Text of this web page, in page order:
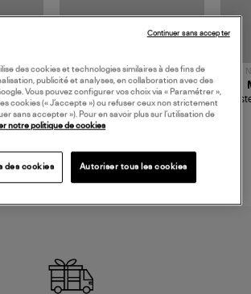
NOUVELLE COLLECTION
189,00 €
TORAL
Mocassins Killian Sport
Mousse
des cookies et technologies similaires à des fins de
publicité et analyses, en collaboration avec des
Vous pouvez configurer vos choix via « Paramétrer »,
cookies (« J’accepte ») ou refuser ceux non strictement
sans accepter »). Pour en savoir plus sur l’utilisation de
notre politique de cookies
des cookies Autoriser tous les cookies
Continuer sans accepter